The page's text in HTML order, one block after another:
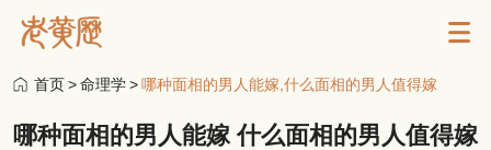
首页>命理学>哪种面相的男人能嫁,什么面相的男人值得嫁
哪种面相的男人能嫁 什么面相的男人值得嫁